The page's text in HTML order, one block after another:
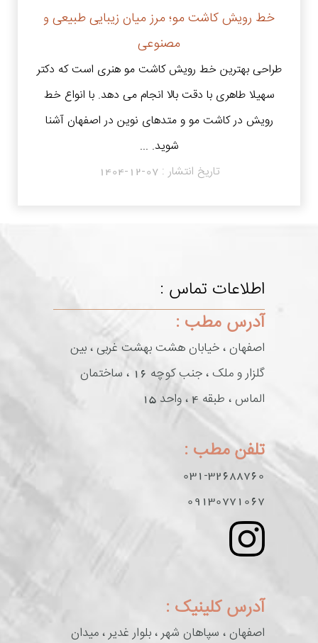
خط رویش کاشت مو؛ مرز میان زیبایی طبیعی و
مصنوعی
طراحی بهترین خط رویش کاشت مو هنری است که دکتر
سهیلا طاهری با دقت بالا انجام می دهد. با انواع خط
رویش در کاشت مو و متدهای نوین در اصفهان آشنا
شوید. ...
تاریخ انتشار :1404-12-07
اطلاعات تماس :
آدرس مطب :
اصفهان ، خیابان هشت بهشت غربی ، بین
گلزار و ملک ، جنب کوچه 16 ، ساختمان
الماس ، طبقه 4 ، واحد 15
تلفن مطب :
031-32688760
09130771067
آدرس کلینیک :
اصفهان ، سپاهان شهر ، بلوار غدیر ، میدان